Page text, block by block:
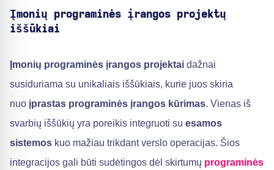
Įmonių programinės įrangos projektų
iššūkiai
Įmonių programinės įrangos projektai dažnai
susiduriama su unikaliais iššūkiais, kurie juos skiria
nuo įprastas programinės įrangos kūrimas. Vienas iš
svarbių iššūkių yra poreikis integruoti su esamos
sistemos kuo mažiau trikdant verslo operacijas. Šios
integracijos gali būti sudėtingos dėl skirtumų programinės